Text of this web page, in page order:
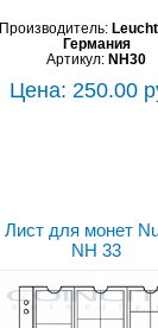
Производитель:
Германия
Артикул: NH30
Цена: 250.00
Лист для монет
NH 33